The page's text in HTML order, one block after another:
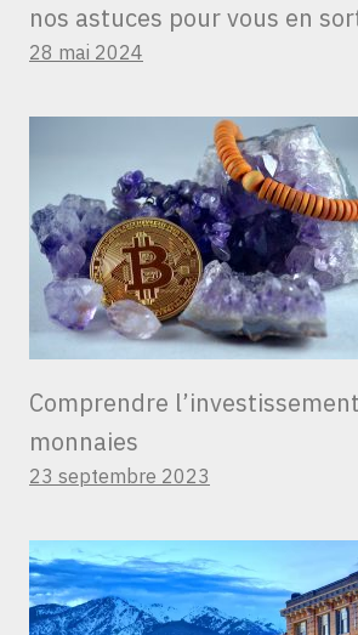
nos astuces pour vous en
28 mai 2024
Comprendre
monnaies
23 septembre 2023